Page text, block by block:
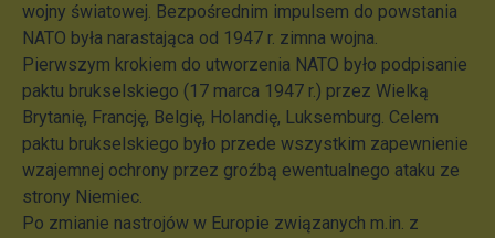
wojny światowej. Bezpośrednim impulsem do powstania
NATO była narastająca od 1947 r. zimna wojna.
Pierwszym krokiem do utworzenia NATO było podpisanie
paktu brukselskiego (17 marca 1947 r.) przez Wielką
Brytanię, Francję, Belgię, Holandię, Luksemburg. Celem
paktu brukselskiego było przede wszystkim zapewnienie
wzajemnej ochrony przez groźbą ewentualnego ataku ze
strony Niemiec.
Po zmianie nastrojów w Europie związanych m.in. z